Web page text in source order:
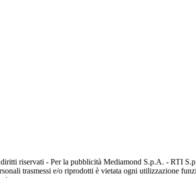
riservati - Per la pubblicità Mediamond S.p.A. - RTI
trasmessi e/o riprodotti è vietata ogni utilizzazione